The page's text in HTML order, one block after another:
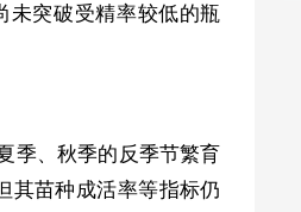
未突破受精率较低的瓶
季、秋季的反季节繁育
其苗种成活率等指标仍